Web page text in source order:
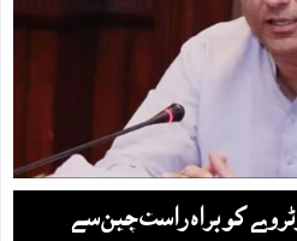
کو براہ راست چین سے